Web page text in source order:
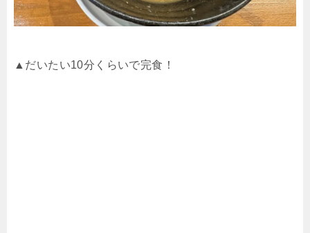
▲だいたい10分くらいで完食！